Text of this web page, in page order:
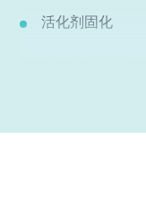
活化剂固化